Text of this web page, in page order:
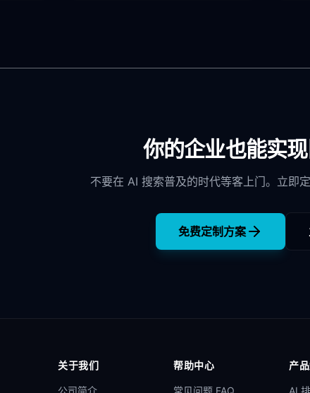
你的企业也能实
不要在 AI 搜索普及的时代等客上门。立即
免费定制方案
关于我们
公司简介
帮助中心
常见问题 FAQ
产
AI